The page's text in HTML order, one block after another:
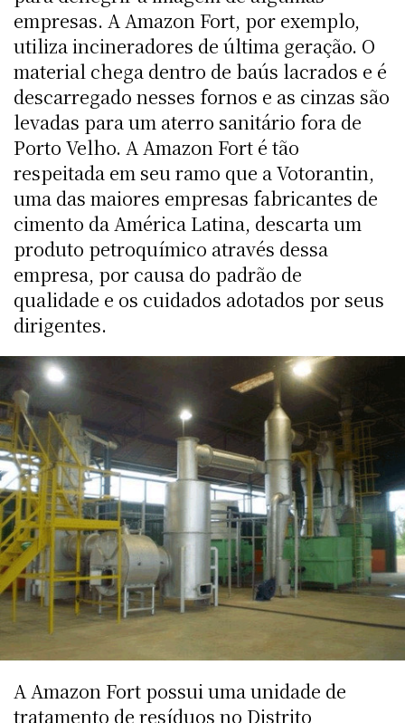
empresas. A Amazon Fort, por exemplo,
utiliza incineradores de última geração. O
material chega dentro de baús lacrados e é
descarregado nesses fornos e as cinzas são
levadas para um aterro sanitário fora de
Porto Velho. A Amazon Fort é tão
respeitada em seu ramo que a Votorantin,
uma das maiores empresas fabricantes de
cimento da América Latina, descarta um
produto petroquímico através dessa
empresa, por causa do padrão de
qualidade e os cuidados adotados por seus
dirigentes.
A Amazon Fort possui uma unidade de
tratamento de resíduos no Distrito